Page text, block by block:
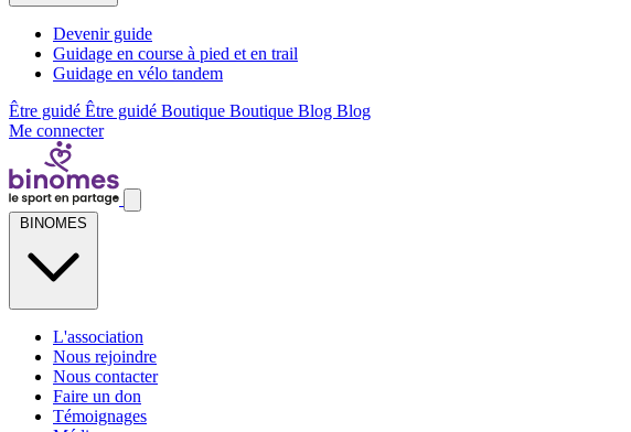
Devenir guide
Guidage en course à pied et en trail
Guidage en vélo tandem
Être guidé Être guidé Boutique Boutique Blog Blog
Me connecter
BINOMES
L'association
Nous rejoindre
Nous contacter
Faire un don
Témoignages